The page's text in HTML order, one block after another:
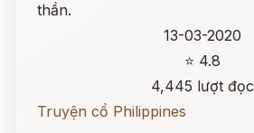
thần.
13-03-2020
⭐ 4.8
4,445 lượt đọc
Truyện cổ Philippines